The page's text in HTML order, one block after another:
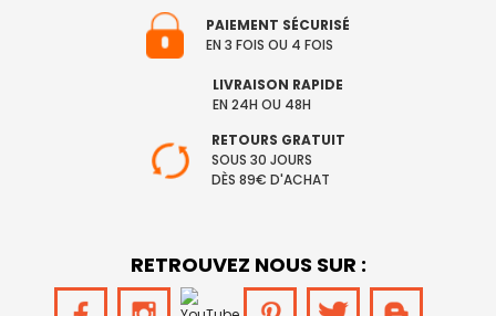
PAIEMENT SÉCURISÉ
EN 3 FOIS OU 4 FOIS
LIVRAISON RAPIDE
EN 24H OU 48H
RETOURS GRATUIT
SOUS 30 JOURS
DÈS 89€ D'ACHAT
RETROUVEZ NOUS SUR :